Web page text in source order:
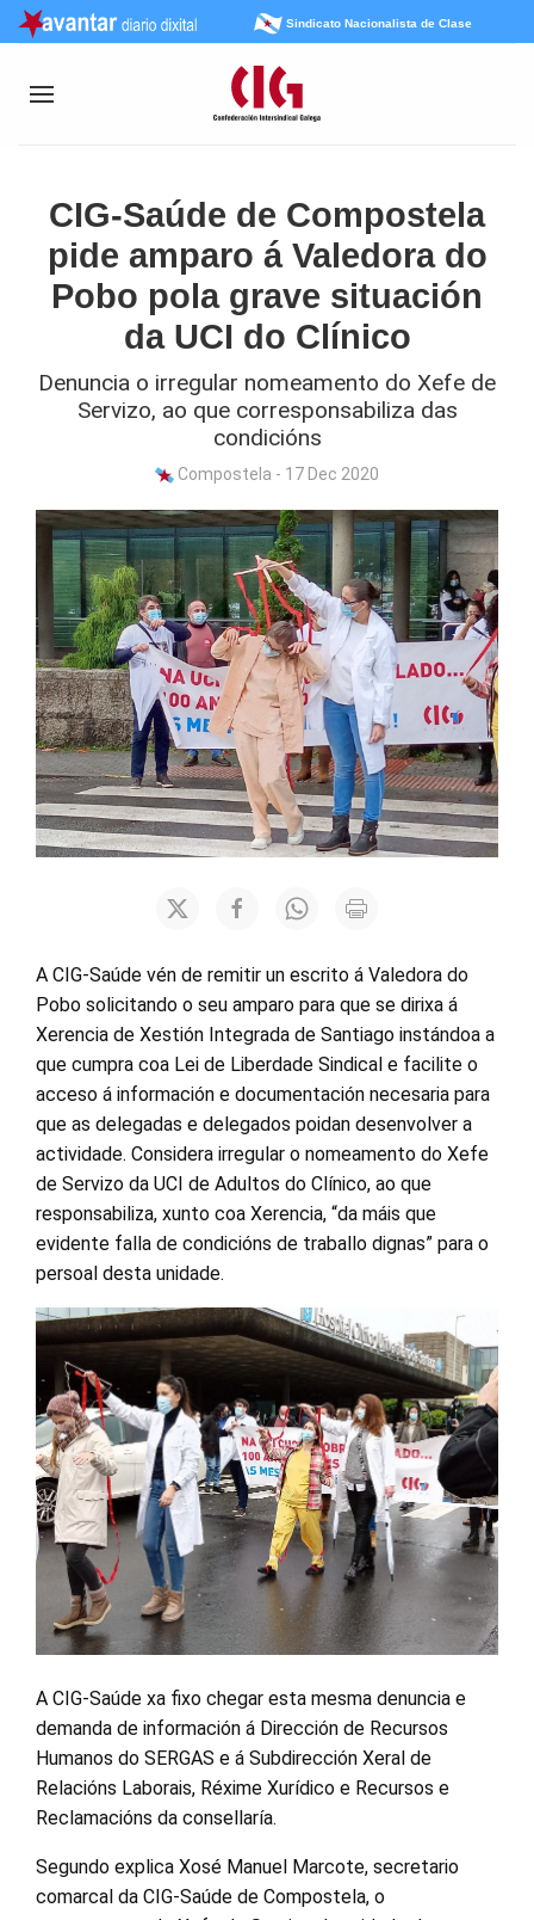
Sindicato Nacionalista de Clase
CIG-Saúde de Compostela
pide amparo á Valedora do
Pobo pola grave situación
da UCI do Clínico
Denuncia o irregular nomeamento do Xefe de
Servizo, ao que corresponsabiliza das
condicións
Compostela - 17 Dec 2020
A CIG-Saúde vén de remitir un escrito á Valedora do
Pobo solicitando o seu amparo para que se dirixa á
Xerencia de Xestión Integrada de Santiago instándoa a
que cumpra coa Lei de Liberdade Sindical e facilite o
acceso á información e documentación necesaria para
que as delegadas e delegados poidan desenvolver a
actividade. Considera irregular o nomeamento do Xefe
de Servizo da UCI de Adultos do Clínico, ao que
responsabiliza, xunto coa Xerencia, “da máis que
evidente falla de condicións de traballo dignas” para o
persoal desta unidade.
A CIG-Saúde xa fixo chegar esta mesma denuncia e
demanda de información á Dirección de Recursos
Humanos do SERGAS e á Subdirección Xeral de
Relacións Laborais, Réxime Xurídico e Recursos e
Reclamacións da consellaría.
Segundo explica Xosé Manuel Marcote, secretario
comarcal da CIG-Saúde de Compostela, o